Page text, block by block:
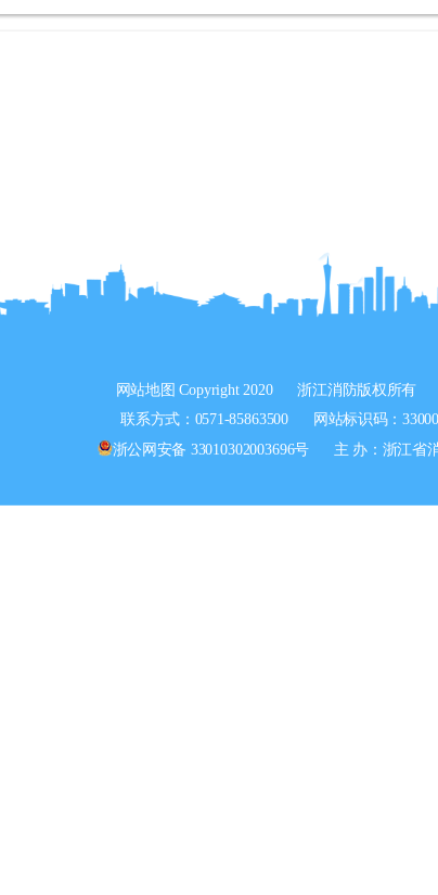
网站地图 Copyright 2020 浙江消防版权所有
联系方式：0571-85863500
网站标识码：
浙公网安备 33010302003696号 主 办：浙江省